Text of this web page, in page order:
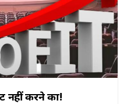
नहीं करने का!